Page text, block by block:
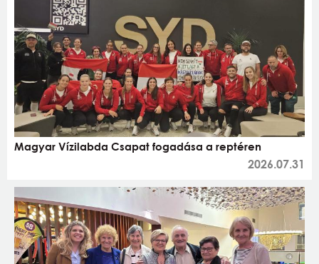
Magyar Vízilabda Csapat fogadása a reptéren
2026.07.31